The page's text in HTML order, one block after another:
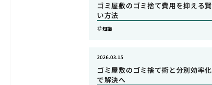
ゴミ屋敷のゴミ捨て費用を抑える賢
い方法
知識
ゴミ屋敷のゴミ捨て術と分別効率化
で解決へ
2026.03.15